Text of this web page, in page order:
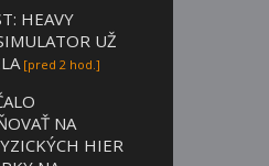
HEAVY
UŽ
[pred 2 hod.]
NA
HIER